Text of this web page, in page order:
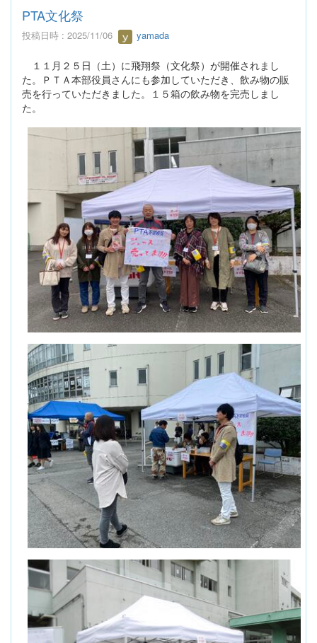
PTA文化祭
投稿日時 : 2025/11/06 yamada
１１月２５日（土）に飛翔祭（文化祭）が開催されまし
た。ＰＴＡ本部役員さんにも参加していただき、飲み物の販
売を行っていただきました。１５箱の飲み物を完売しまし
た。